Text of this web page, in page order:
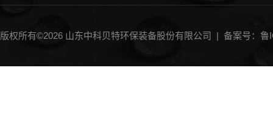
版权所有©2026 山东中科贝特环保装备股份有限公司 | 备案号：鲁